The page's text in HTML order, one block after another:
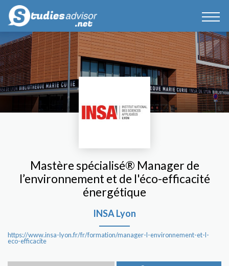
Mastère spécialisé® Manager de
l’environnement et de l'éco-efficacité
énergétique
INSA Lyon
https://www.insa-lyon.fr/fr/formation/manager-l-environnement-et-l-
eco-efficacite